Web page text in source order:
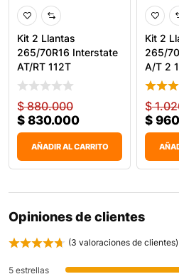
Kit 2 Llantas
265/70R16 Interstate
AT/RT 112T
$880.000
$ 830.000
AÑADIR AL CARRITO
Kit 2
265/
A/T 2
Terren
$
$
Opiniones de clientes
(3 valoraciones de clientes)
5 estrellas